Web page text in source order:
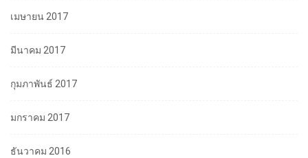
เมษายน 2017
มีนาคม 2017
กุมภาพันธ์ 2017
มกราคม 2017
ธันวาคม 2016